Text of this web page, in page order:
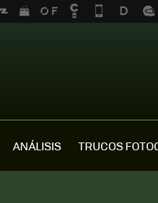
ANÁLISIS TRUCOS